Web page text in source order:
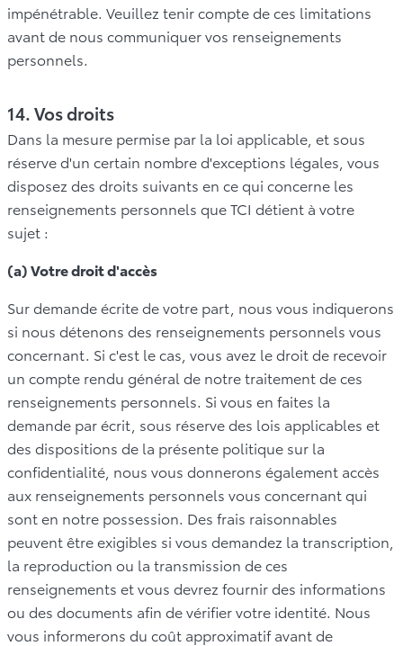
impénétrable. Veuillez tenir compte de ces limitations
avant de nous communiquer vos renseignements
personnels.
14. Vos droits
Dans la mesure permise par la loi applicable, et sous
réserve d'un certain nombre d'exceptions légales, vous
disposez des droits suivants en ce qui concerne les
renseignements personnels que TCI détient à votre
sujet :
(a) Votre droit d'accès
Sur demande écrite de votre part, nous vous indiquerons
si nous détenons des renseignements personnels vous
concernant. Si c'est le cas, vous avez le droit de recevoir
un compte rendu général de notre traitement de ces
renseignements personnels. Si vous en faites la
demande par écrit, sous réserve des lois applicables et
des dispositions de la présente politique sur la
confidentialité, nous vous donnerons également accès
aux renseignements personnels vous concernant qui
sont en notre possession. Des frais raisonnables
peuvent être exigibles si vous demandez la transcription,
la reproduction ou la transmission de ces
renseignements et vous devrez fournir des informations
ou des documents afin de vérifier votre identité. Nous
vous informerons du coût approximatif avant de